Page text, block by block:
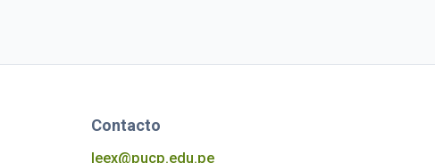
Contacto
leex@pucp.edu.pe